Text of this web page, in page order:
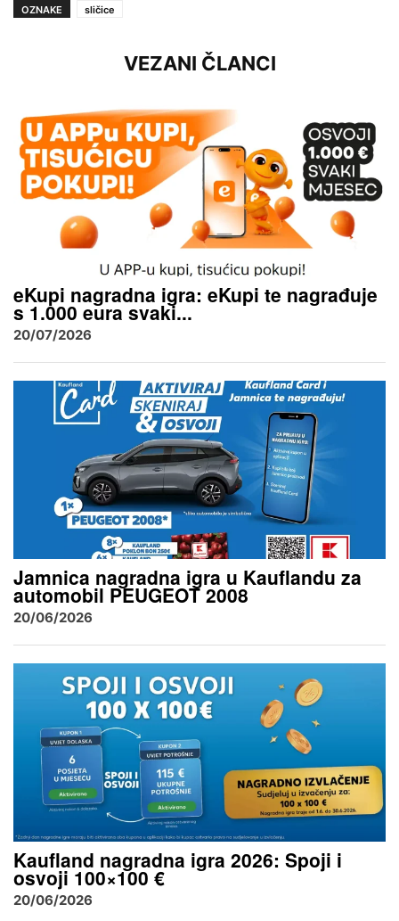
OZNAKE sličice
VEZANI ČLANCI
eKupi nagradna igra: eKupi te nagrađuje
s 1.000 eura svaki...
20/07/2026
Jamnica nagradna igra u Kauflandu za
automobil PEUGEOT 2008
20/06/2026
Kaufland nagradna igra 2026: Spoji i
osvoji 100×100 €
20/06/2026